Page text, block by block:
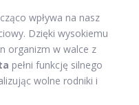
wpływa na nasz
Dzięki wysokiemu
organizm w walce z
pełni funkcję silnego
wolne rodniki i